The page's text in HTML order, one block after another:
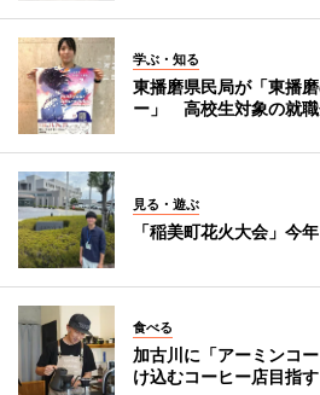
学ぶ・知る
東播磨県民局が「東播
ー」 高校生対象の就
見る・遊ぶ
「稲美町花火大会」今
食べる
加古川に「アーミンコ
け込むコーヒー店目指す